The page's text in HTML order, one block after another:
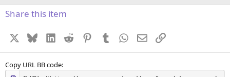
Share this item
BlueskyLinkedIn
Reddit PinterestTumblr WhatsApp
E-mailkoppeling
Copy URL BB code